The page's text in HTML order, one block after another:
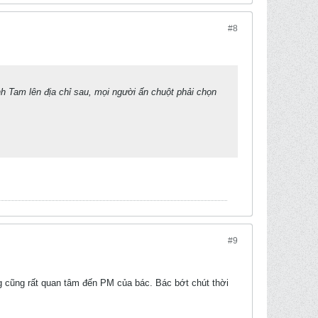
#8
Tam lên địa chỉ sau, mọi người ấn chuột phải chọn
#9
rất quan tâm đến PM của bác. Bác bớt chút thời